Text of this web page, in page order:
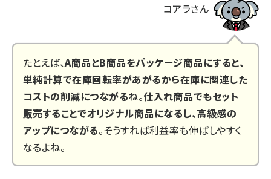
コアラさん
たとえば、A商品とB商品をパッケージ商品にすると、
単純計算で在庫回転率があがるから在庫に関連した
コストの削減につながるね。仕入れ商品でもセット
販売することでオリジナル商品になるし、高級感の
アップにつながる。そうすれば利益率も伸ばしやすく
なるよね。